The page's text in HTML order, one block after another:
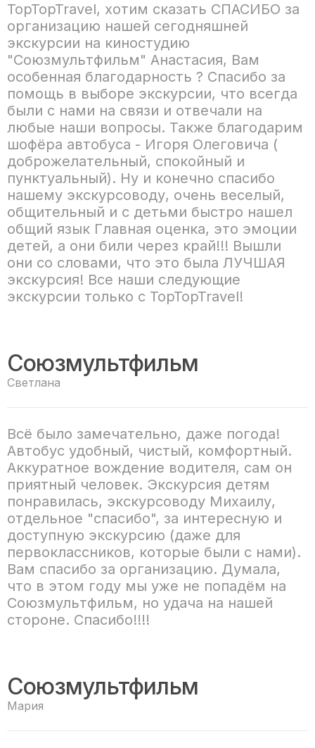
TopTopTravel, хотим сказать СПАСИБО за
организацию нашей сегодняшней
экскурсии на киностудию
"Союзмультфильм" Анастасия, Вам
особенная благодарность ? Спасибо за
помощь в выборе экскурсии, что всегда
были с нами на связи и отвечали на
любые наши вопросы. Также благодарим
шофёра автобуса - Игоря Олеговича (
доброжелательный, спокойный и
пунктуальный). Ну и конечно спасибо
нашему экскурсоводу, очень веселый,
общительный и с детьми быстро нашел
общий язык Главная оценка, это эмоции
детей, а они били через край!!! Вышли
они со словами, что это была ЛУЧШАЯ
экскурсия! Все наши следующие
экскурсии только с TopTopTravel!
Союзмультфильм
Светлана
Всё было замечательно, даже погода!
Автобус удобный, чистый, комфортный.
Аккуратное вождение водителя, сам он
приятный человек. Экскурсия детям
понравилась, экскурсоводу Михаилу,
отдельное "спасибо", за интересную и
доступную экскурсию (даже для
первоклассников, которые были с нами).
Вам спасибо за организацию. Думала,
что в этом году мы уже не попадём на
Союзмультфильм, но удача на нашей
стороне. Спасибо!!!!
Союзмультфильм
Мария